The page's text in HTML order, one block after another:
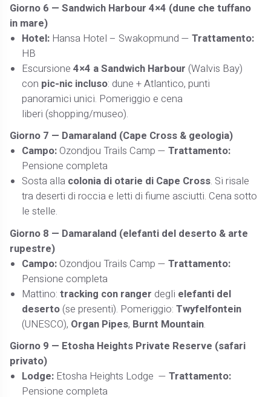
Giorno 6 —Sandwich Harbour 4×4 (dune che tuffano
in mare)
Hotel: Hansa Hotel – Swakopmund —Trattamento:
HB
Escursione4×4 a Sandwich Harbour (Walvis Bay)
con pic-nic incluso: dune + Atlantico, punti
panoramici unici. Pomeriggio e cena
liberi (shopping/museo).
Giorno 7 — Damaraland (Cape Cross & geologia)
Campo:Ozondjou Trails Camp —Trattamento:
Pensione completa
Sosta alla colonia di otarie di Cape Cross. Si risale
tra deserti di roccia e letti di fiume asciutti. Cena sotto
le stelle.
Giorno 8 — Damaraland (elefanti del deserto & arte
rupestre)
Campo:Ozondjou Trails Camp —Trattamento:
Pensione completa
Mattino:tracking con ranger degli elefanti del
deserto (se presenti). Pomeriggio:Twyfelfontein
(UNESCO), Organ Pipes, Burnt Mountain.
Giorno 9 — Etosha Heights Private Reserve (safari
privato)
Lodge: Etosha Heights Lodge —Trattamento:
Pensione completa